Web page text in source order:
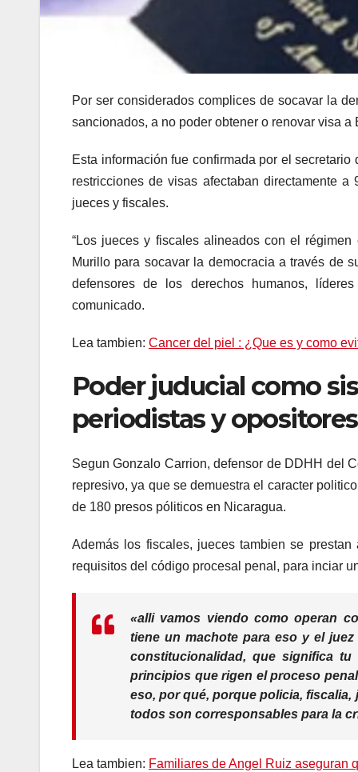
Por ser considerados complices de socavar la
sancionados, a no poder obtener o renovar visa a
Esta información fue confirmada por el
restricciones de visas afectaban directamente
jueces y fiscales.
“Los jueces y fiscales alineados con el
Murillo para socavar la democracia a través de
defensores de los derechos humanos,
comunicado.
Lea tambien: Cancer del piel : ¿Que es y como
Poder juducial como
periodistas y opositores
Segun Gonzalo Carrion, defensor de DDHH del
represivo, ya que se demuestra el caracter
de 180 presos póliticos en Nicaragua.
Además los fiscales, jueces tambien se
requisitos del código procesal penal, para inciar
«alli vamos viendo como operan
tiene un machote para eso y el
constitucionalidad, que significa
principios que rigen el proceso
eso, por qué, porque policia,
todos son corresponsables para la
Lea tambien: Familiares de Angel Ruiz aseguran